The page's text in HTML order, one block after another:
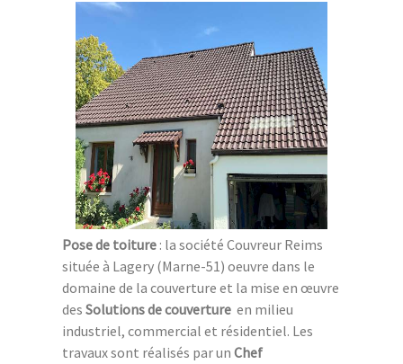
Pose de toiture : la société Couvreur Reims
située à Lagery (Marne-51) oeuvre dans le
domaine de la couverture et la mise en œuvre
des Solutions de couverture en milieu
industriel, commercial et résidentiel. Les
travaux sont réalisés par un Chef